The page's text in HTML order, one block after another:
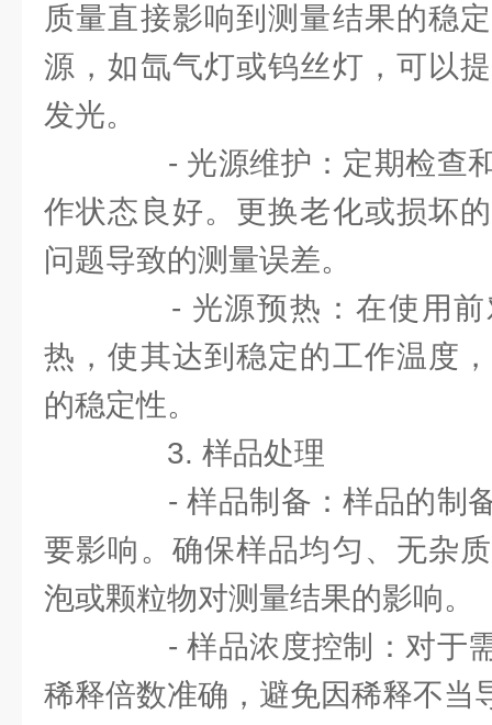
质量直接影响到测量结果的稳
源，如氙气灯或钨丝灯，可以
发光。
- 光源维护：定期检查和
作状态良好。更换老化或损坏
问题导致的测量误差。
- 光源预热：在使用前
热，使其达到稳定的工作温度
的稳定性。
3. 样品处理
- 样品制备：样品的制备
要影响。确保样品均匀、无杂
泡或颗粒物对测量结果的影响。
- 样品浓度控制：对于需
稀释倍数准确，避免因稀释不当